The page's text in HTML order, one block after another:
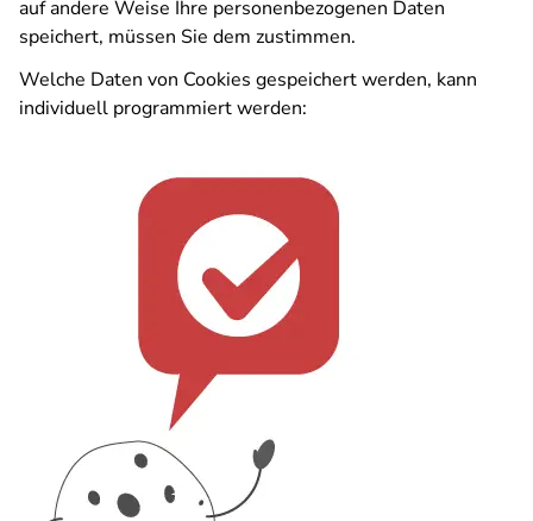
auf andere Weise Ihre personenbezogenen Daten
speichert, müssen Sie dem zustimmen.
Welche Daten von Cookies gespeichert werden, kann
individuell programmiert werden: